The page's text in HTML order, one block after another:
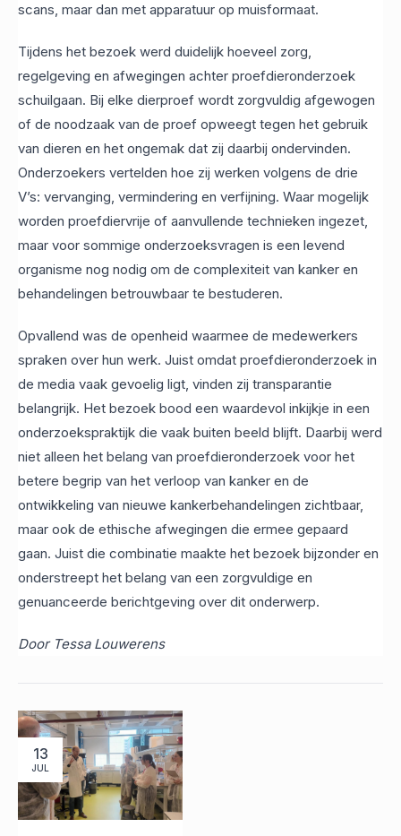
scans, maar dan met apparatuur op muisformaat.
Tijdens het bezoek werd duidelijk hoeveel zorg,
regelgeving en afwegingen achter proefdieronderzoek
schuilgaan. Bij elke dierproef wordt zorgvuldig afgewogen
of de noodzaak van de proef opweegt tegen het gebruik
van dieren en het ongemak dat zij daarbij ondervinden.
Onderzoekers vertelden hoe zij werken volgens de drie
V’s: vervanging, vermindering en verfijning. Waar mogelijk
worden proefdiervrije of aanvullende technieken ingezet,
maar voor sommige onderzoeksvragen is een levend
organisme nog nodig om de complexiteit van kanker en
behandelingen betrouwbaar te bestuderen.
Opvallend was de openheid waarmee de medewerkers
spraken over hun werk. Juist omdat proefdieronderzoek in
de media vaak gevoelig ligt, vinden zij transparantie
belangrijk. Het bezoek bood een waardevol inkijkje in een
onderzoekspraktijk die vaak buiten beeld blijft. Daarbij werd
niet alleen het belang van proefdieronderzoek voor het
betere begrip van het verloop van kanker en de
ontwikkeling van nieuwe kankerbehandelingen zichtbaar,
maar ook de ethische afwegingen die ermee gepaard
gaan. Juist die combinatie maakte het bezoek bijzonder en
onderstreept het belang van een zorgvuldige en
genuanceerde berichtgeving over dit onderwerp.
Door Tessa Louwerens
13
JUL